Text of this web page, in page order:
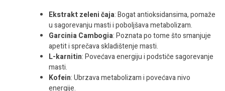
Ekstrakt zeleni čaja: Bogat antioksidansima, pomaže
u sagorevanju masti i poboljšava metabolizam.
Garcinia Cambogia: Poznata po tome što smanjuje
apetit i sprečava skladištenje masti.
L-karnitin: Povećava energiju i podstiče sagorevanje
masti.
Kofein: Ubrzava metabolizam i povećava nivo
energije.